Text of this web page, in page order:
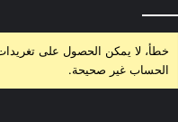
خطأ، لا يمكن الحصول على
الحساب غير صحيحة.